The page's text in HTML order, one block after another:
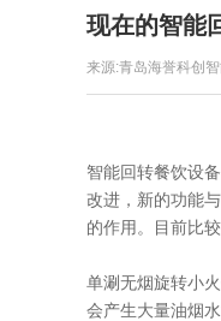
现在的智能
来源:青岛海誉科创
智能回转餐饮设
改进，新的功能
的作用。目前比
单涮无烟旋转小
会产生大量油烟